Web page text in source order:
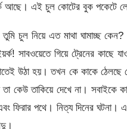
আছে। এই চুল কোটের বুক পকেটে
চুল নিয়ে এত মাথা ঘামাচ্ছ
সাবওয়েতে গিয়ে ট্রেনের কাছে
উঠা হয়। তখন কে কাকে ঠেলছে
তা কেউ তাকিয়ে দেখে না।
ফিরার পথে। নিত্য দিনের